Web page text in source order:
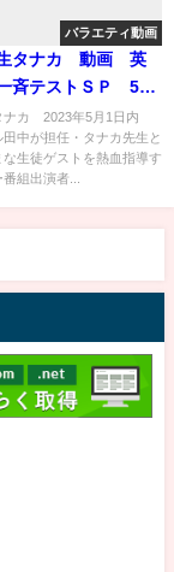
バラエティ動画
生タナカ 動画 英
斉テストＳＰ 5月
ナカ 2023年5月1日内
中が担任・タナカ先生と
生徒ゲストを熱血指導す
組出演者...